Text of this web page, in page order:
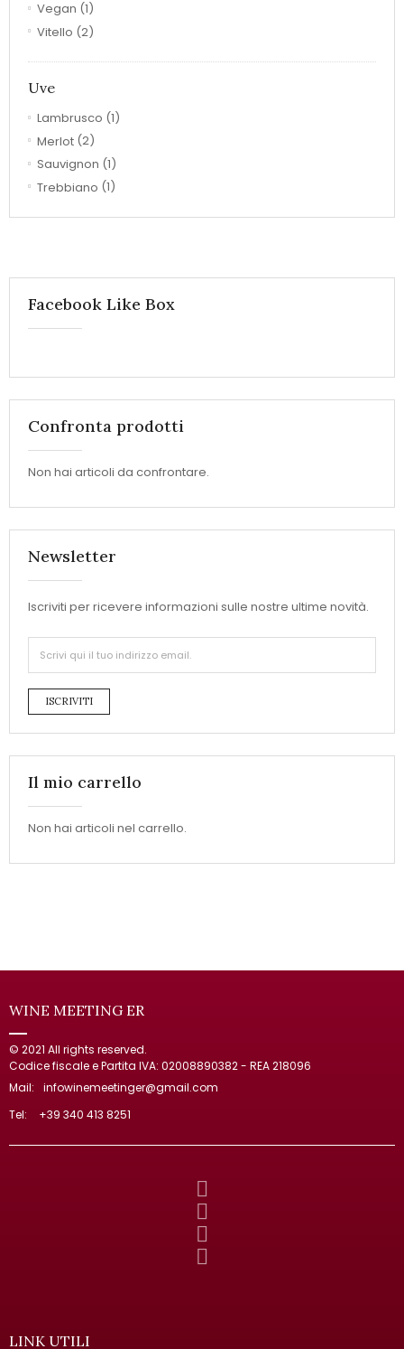
Vegan (1)
Vitello (2)
Uve
Lambrusco (1)
Merlot (2)
Sauvignon (1)
Trebbiano (1)
Facebook Like Box
Confronta prodotti
Non hai articoli da confrontare.
Newsletter
Iscriviti per ricevere informazioni sulle nostre ultime novità.
ISCRIVITI
Il mio carrello
Non hai articoli nel carrello.
WINE MEETING ER
© 2021 All rights reserved.
Codice fiscale e Partita IVA: 02008890382 - REA 218096
Mail:
infowinemeetinger@gmail.com
Tel:
+39 340 413 8251
LINK UTILI